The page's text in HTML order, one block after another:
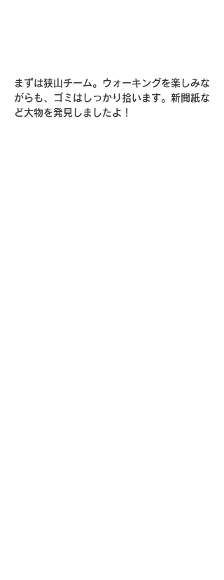
まずは狭山チーム。ウォーキングを楽しみな
がらも、ゴミはしっかり拾います。新聞紙な
ど大物を発見しましたよ！